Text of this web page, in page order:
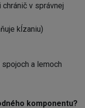
v správnej
kĺzaniu)
a lemoch
komponentu?